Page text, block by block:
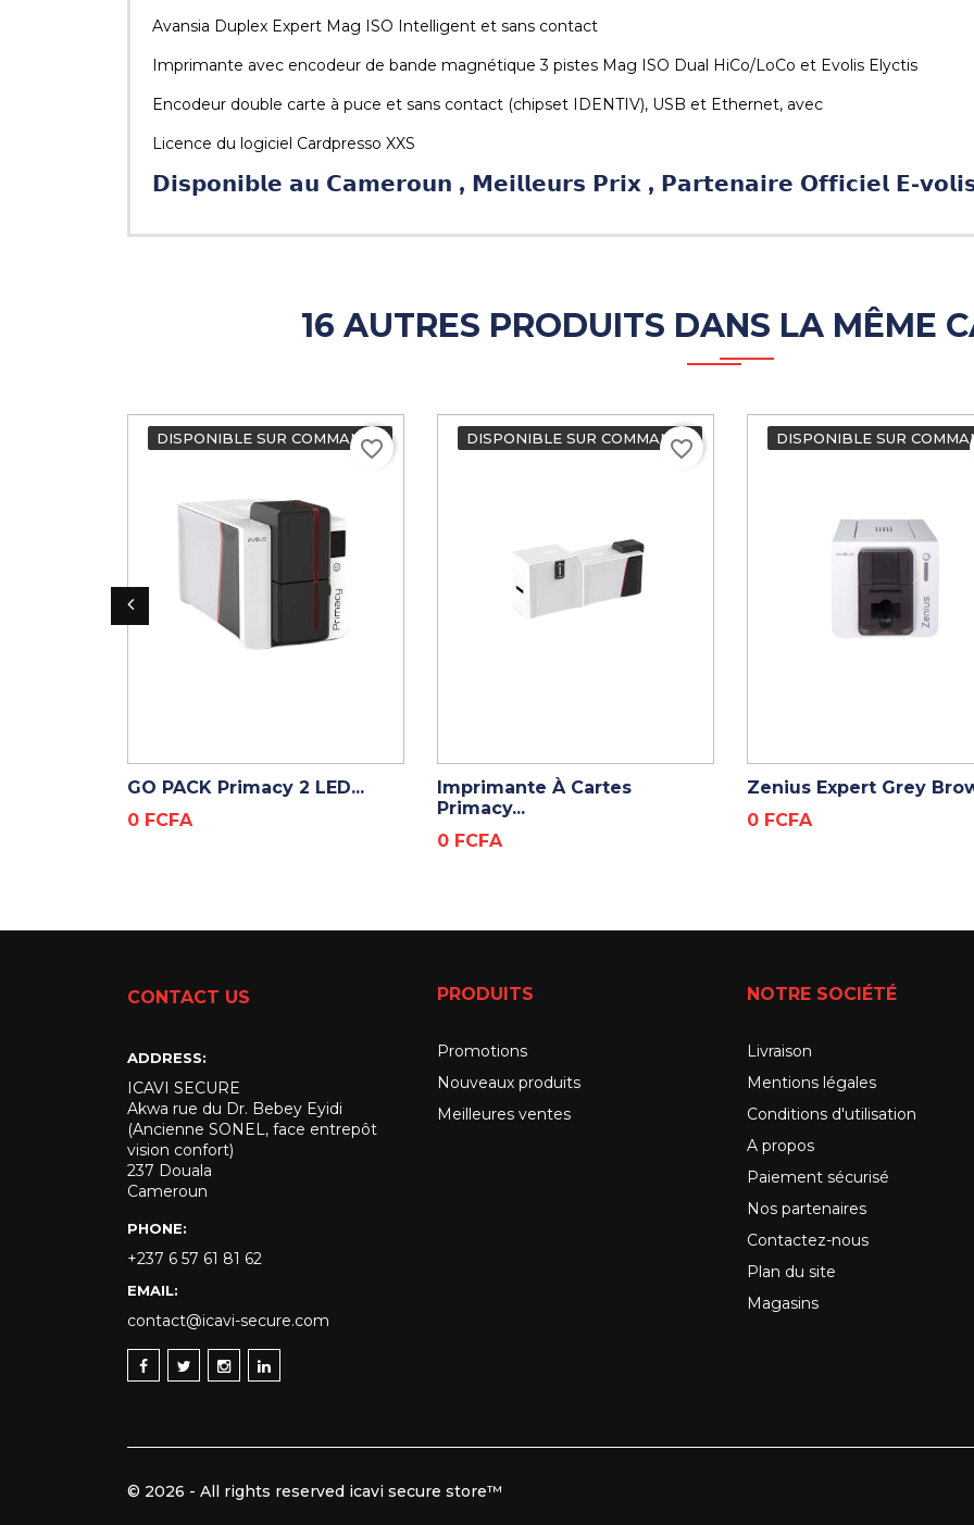
Avansia Duplex Expert Mag ISO Intelligent et sans contact
Imprimante avec encodeur de bande magnétique 3 pistes Mag ISO Dual HiCo/LoCo et Evolis Elyctis
Encodeur double carte à puce et sans contact (chipset IDENTIV), USB et Ethernet, avec
Licence du logiciel Cardpresso XXS
𝗗𝗶𝘀𝗽𝗼𝗻𝗶𝗯𝗹𝗲 𝗮𝘂 𝗖𝗮𝗺𝗲𝗿𝗼𝘂𝗻 , 𝗠𝗲𝗶𝗹𝗹𝗲𝘂𝗿𝘀 𝗣𝗿𝗶𝘅 , 𝗣𝗮𝗿𝘁𝗲𝗻𝗮𝗶𝗿𝗲 𝗢𝗳𝗳𝗶𝗰𝗶𝗲𝗹 𝗘-
16 AUTRES PRODUITS DANS LA MÊME
DISPONIBLE SUR COMMANDE
ADD TO CART
GO PACK Primacy 2 LED...
Prix
0 FCFA
favorite_border DISPONIBLE SUR COMMANDE
ADD TO CART
Imprimante À Cartes
Primacy...
Prix
0 FCFA
favorite_border DISPONIBLE SUR
ADD TO CART
Zenius Expert Grey
Prix
0 FCFA
CONTACT US
ADDRESS:
ICAVI SECURE
Akwa rue du Dr. Bebey Eyidi
(Ancienne SONEL, face entrepôt
vision confort)
237 Douala
Cameroun
PHONE:
+237 6 57 61 81 62
EMAIL:
contact@icavi-secure.com
PRODUITS
Promotions
Nouveaux produits
Meilleures ventes
NOTRE SOCIÉTÉ
Livraison
Mentions légales
Conditions d'utilisation
A propos
Paiement sécurisé
Nos partenaires
Contactez-nous
Plan du site
Magasins
© 2026 - All rights reserved icavi secure store™